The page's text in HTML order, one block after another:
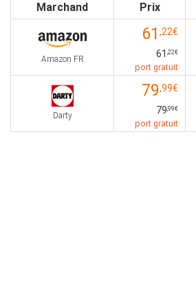
Marchand
Prix
Amazon FR
61 ,22€
61 ,22€
port gratuit
Darty
79,99€
79,99€
port gratuit